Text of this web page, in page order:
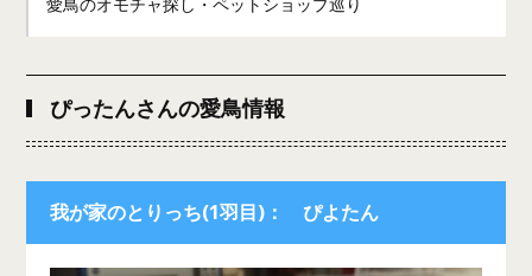
ぴったんさんの愛鳥情報
我が家のとりっち(1羽目)： ぴよたん